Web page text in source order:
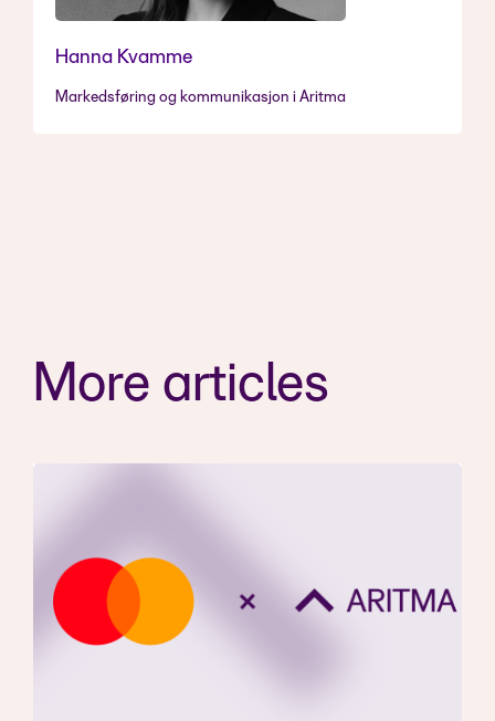
Hanna Kvamme
Markedsføring og kommunikasjon i Aritma
More articles